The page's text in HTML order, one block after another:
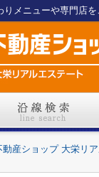
メニューや専門店
動産ショップ 大栄リ